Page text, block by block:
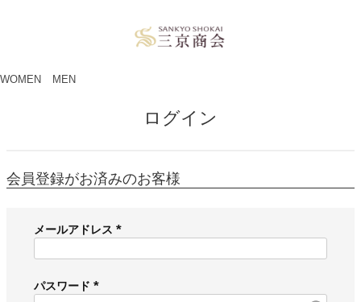
WOMEN MEN
ログイン
会員登録がお済みのお客様
メールアドレス
必
)
パスワード